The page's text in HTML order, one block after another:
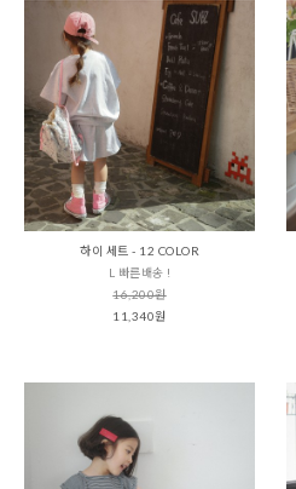
하이 세트 - 12 COLOR
L 빠른배송 !
16,200원
11,340원